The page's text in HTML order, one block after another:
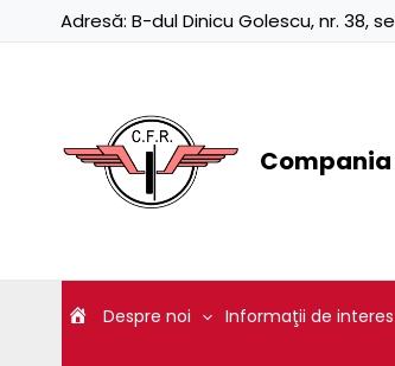
Adresă: B-dul Dinicu Golescu, nr. 38,
Compania
Despre noi Informaţii de